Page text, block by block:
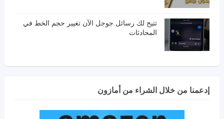
تتيح لك رسائل جوجل الآن تغيير حجم الخط في
المحادثات
إدعمنا من خلال الشراء من أمازون